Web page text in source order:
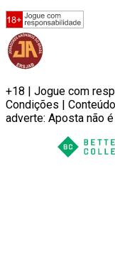
+18 | Jogue com
Condições |
adverte: Aposta não